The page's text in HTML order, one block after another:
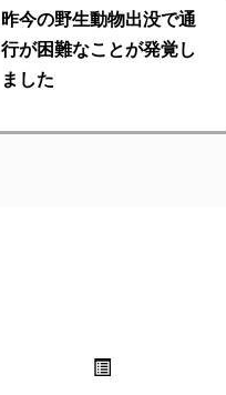
昨今の野生動物出没で通
行が困難なことが発覚し
ました